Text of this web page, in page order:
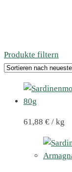
Produkte filtern
61,88 € / kg